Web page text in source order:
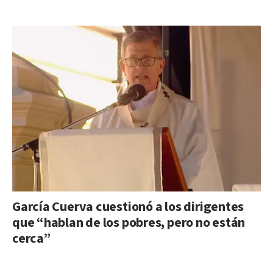
García Cuerva cuestionó a los dirigentes
que “hablan de los pobres, pero no están
cerca”